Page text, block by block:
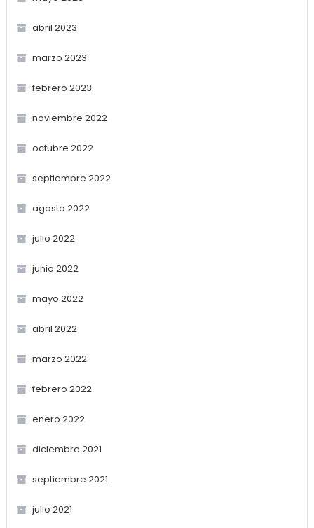
abril 2023
marzo 2023
febrero 2023
noviembre 2022
octubre 2022
septiembre 2022
agosto 2022
julio 2022
junio 2022
mayo 2022
abril 2022
marzo 2022
febrero 2022
enero 2022
diciembre 2021
septiembre 2021
julio 2021